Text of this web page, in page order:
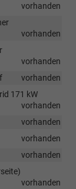
vorhanden
vorhanden
vorhanden
vorhanden
171 kW
vorhanden
vorhanden
vorhanden
vorhanden
vorhanden